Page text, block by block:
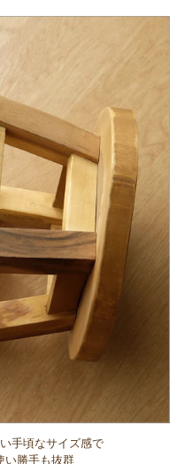
手頃なサイズ感で
い勝手も抜群